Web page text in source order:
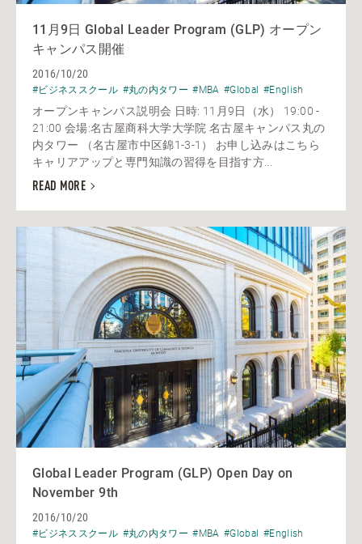
11月9日 Global Leader Program (GLP) オープン
キャンパス開催
2016/10/20
#ビジネススクール #丸の内タワー #MBA #Global #English
オープンキャンパス説明会 日時: 11月9日（水） 19:00 -
21:00 会場:名古屋商科大学大学院 名古屋キャンパス丸の
内タワー （名古屋市中区錦1-3-1） お申し込みはこちら
キャリアアップと専門知識の習得を目指す方...
READ MORE
Global Leader Program (GLP) Open Day on
November 9th
2016/10/20
#ビジネススクール #丸の内タワー #MBA #Global #English